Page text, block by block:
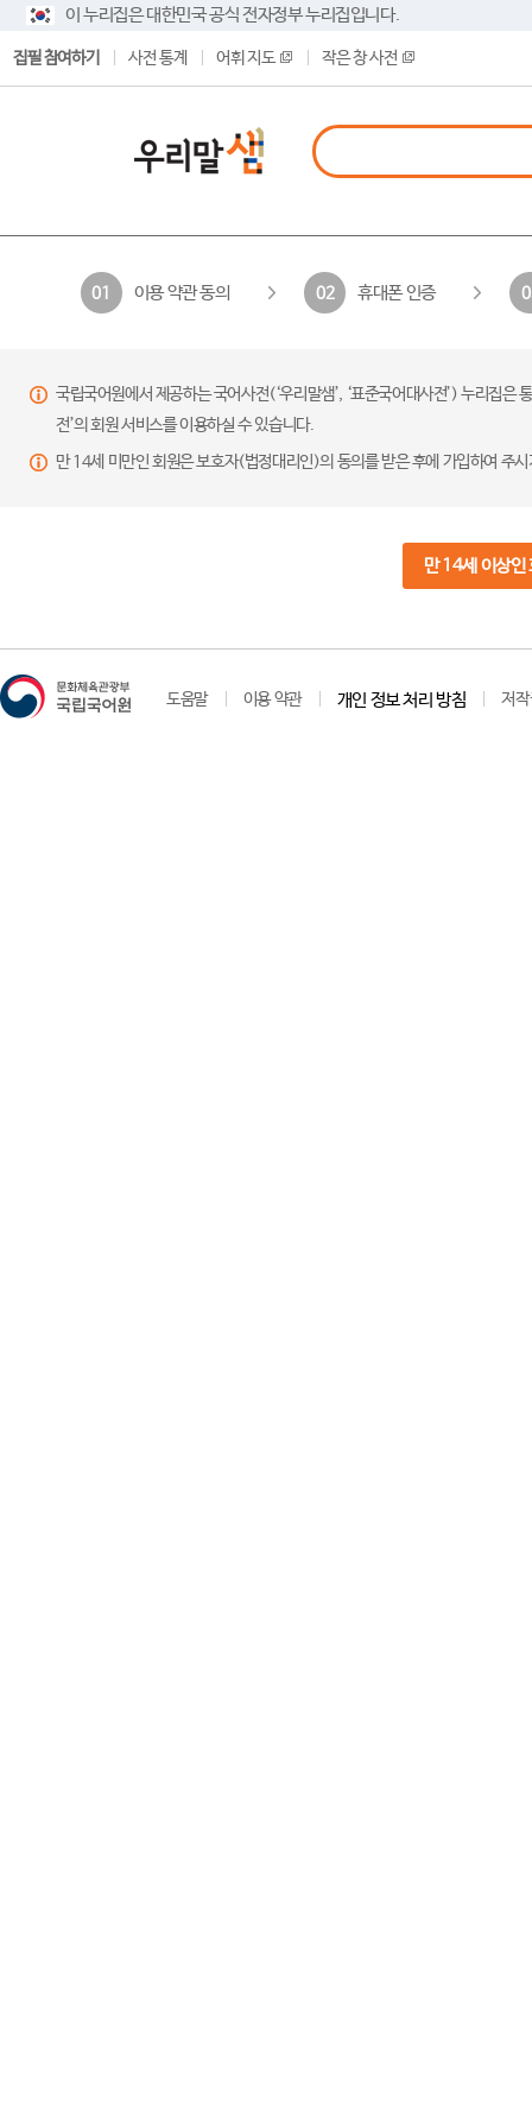
이 누리집은 대한민국 공식 전자정부 누리집입니다.
집필 참여하기 사전 통계 어휘 지도 작은 창 사전
01 이용 약관 동의 02 휴대폰 인증
국립국어원에서 제공하는 국어사전(‘우리말샘’, ‘표준국어대사전’) 누리집
전’의 회원 서비스를 이용하실 수 있습니다.
만 14세 미만인 회원은 보호자(법정대리인)의 동의를 받은 후에 가입하여 주
만 14세 이상인
도움말 이용 약관 개인 정보 처리 방침 저